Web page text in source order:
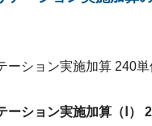
ーション実施加算 240単
ーション実施加算（Ⅰ）